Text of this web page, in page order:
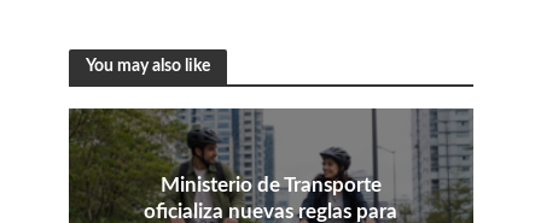
You may also like
Ministerio de Transporte
oficializa nuevas reglas para